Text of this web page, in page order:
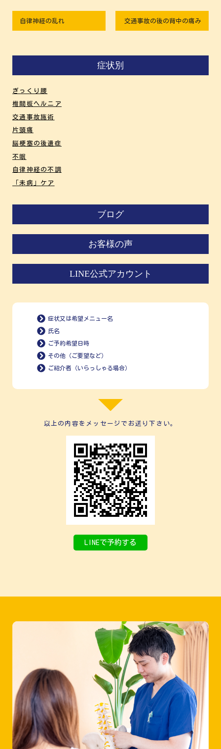
自律神経の乱れ 交通事故の後の背中の痛み
症状別
ぎっくり腰
椎間板ヘルニア
交通事故施術
片頭痛
脳梗塞の後遺症
不眠
自律神経の不調
「未病」ケア
ブログ
お客様の声
LINE公式アカウント
症状又は希望メニュー名
氏名
ご予約希望日時
その他（ご要望など）
ご紹介者（いらっしゃる場合）
以上の内容をメッセージでお送り下さい。
LINEで予約する